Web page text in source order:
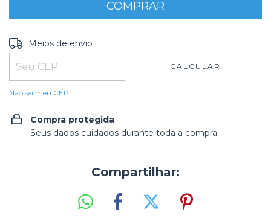
Entregas para o CEP:
Meios de envio
CALCULAR
Não sei meu CEP
Compra protegida
Seus dados cuidados durante toda a compra.
Compartilhar: